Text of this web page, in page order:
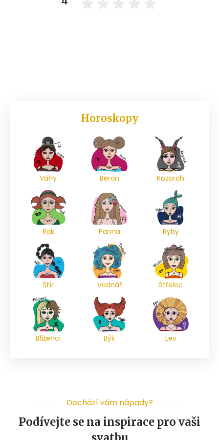
Horoskopy
Váhy Beran Kozoroh
Rak Panna Ryby
Štír Vodnář Střelec
Blíženci Býk Lev
Dochází vám nápady?
Podívejte se na inspirace pro vaši